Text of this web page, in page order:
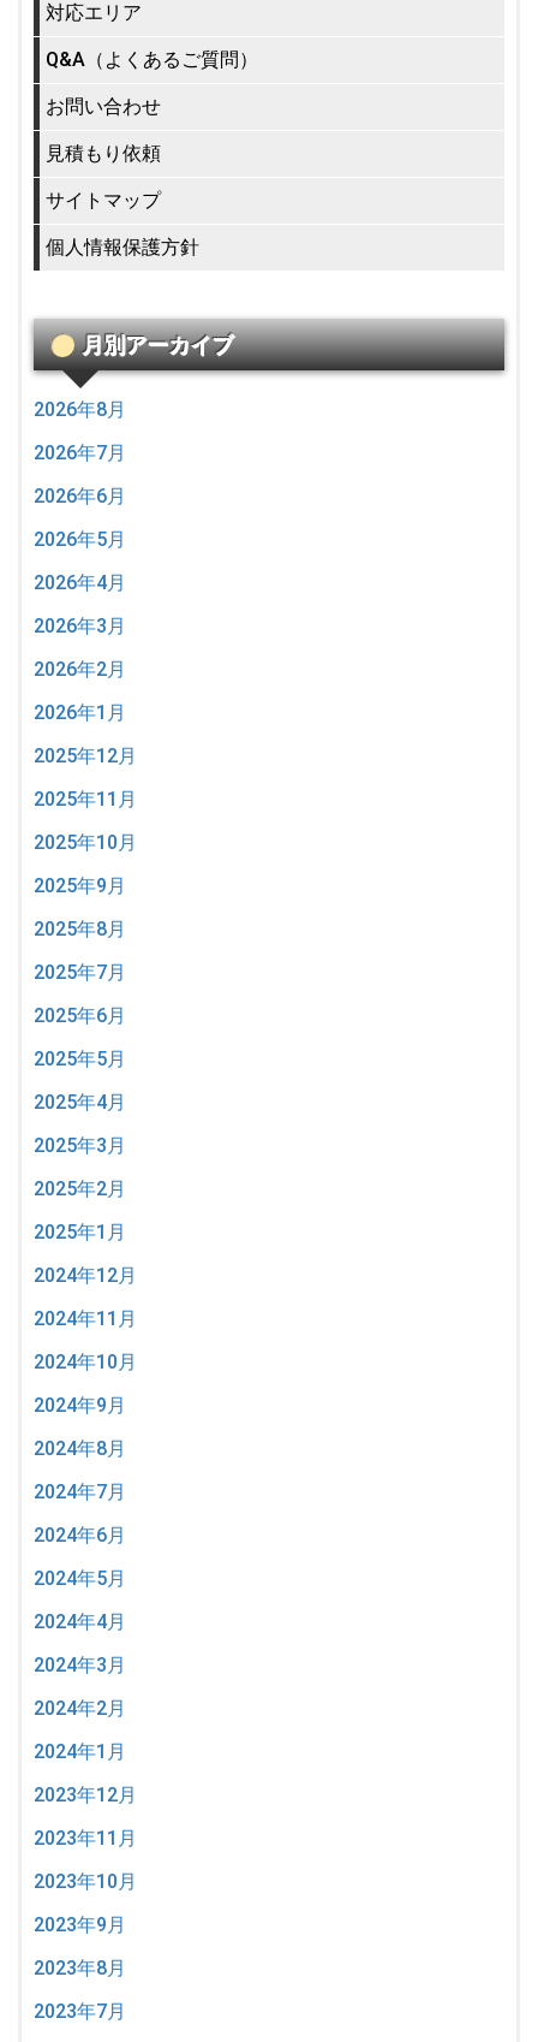
対応エリア
Q&A（よくあるご質問）
お問い合わせ
見積もり依頼
サイトマップ
個人情報保護方針
月別アーカイブ
2026年8月
2026年7月
2026年6月
2026年5月
2026年4月
2026年3月
2026年2月
2026年1月
2025年12月
2025年11月
2025年10月
2025年9月
2025年8月
2025年7月
2025年6月
2025年5月
2025年4月
2025年3月
2025年2月
2025年1月
2024年12月
2024年11月
2024年10月
2024年9月
2024年8月
2024年7月
2024年6月
2024年5月
2024年4月
2024年3月
2024年2月
2024年1月
2023年12月
2023年11月
2023年10月
2023年9月
2023年8月
2023年7月